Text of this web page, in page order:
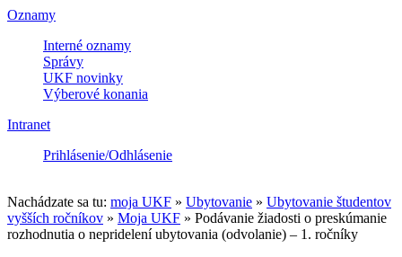
Oznamy
Interné oznamy
Správy
UKF novinky
Výberové konania
Intranet
Prihlásenie/Odhlásenie
Nachádzate sa tu: moja UKF » Ubytovanie » Ubytovanie študentov
vyšších ročníkov » Moja UKF » Podávanie žiadosti o preskúmanie
rozhodnutia o nepridelení ubytovania (odvolanie) – 1. ročníky